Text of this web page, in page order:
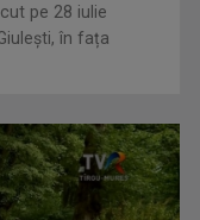
pe 28 iulie
în fața